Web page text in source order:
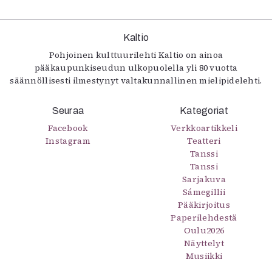
Kaltio
Pohjoinen kulttuurilehti Kaltio on ainoa
pääkaupunkiseudun ulkopuolella yli 80 vuotta
säännöllisesti ilmestynyt valtakunnallinen mielipidelehti.
Seuraa
Facebook
Instagram
Kategoriat
Verkkoartikkeli
Teatteri
Tanssi
Tanssi
Sarjakuva
Sámegillii
Pääkirjoitus
Paperilehdestä
Oulu2026
Näyttelyt
Musiikki